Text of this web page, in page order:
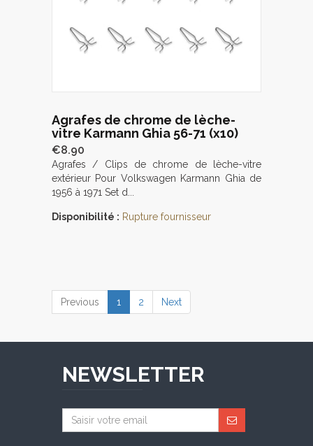
Agrafes de chrome de lèche-
vitre Karmann Ghia 56-71 (x10)
€8.90
Agrafes / Clips de chrome de lèche-vitre
extérieur Pour Volkswagen Karmann Ghia de
1956 à 1971 Set d...
Disponibilité : Rupture fournisseur
Previous 1 (current)
2 Next
NEWSLETTER